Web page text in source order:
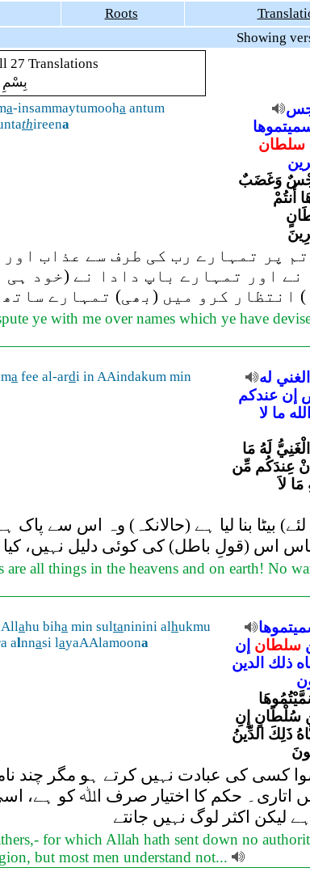
Roots
27 Translations
بِسْمِ
a-insammaytumooha antum
thireena
سلطان
رِجْسٌ وَغَضَبٌ
أَنتُمْ
پر تمہارے رب کی طرف سے عذاب
نے اور تمہارے باپ دادا نے (خود
انتظار کرو میں (بھی) تمہارے
ye with me over names which ye have
a fee al-ardi in AAindakum min
الغني له
إن عندكم
الله ما لا
لَهُ مَا
عِندَكُم مِّن
لاَ
لئے) بیٹا بنا لیا ہے (حالانکہ) وہ اس
اس (قولِ باطل) کی کوئی دلیل نہیں، کیا
all things in the heavens and on earth! No
Allahu biha min sultaninini alhukmu
alnnasi layaAAlamoona سلطان إن
ذلك الدين
مِن سُلْطَانٍ إِنِ
ذَلِكَ الدِّينُ
کی عبادت نہیں کرتے ہو مگر چند
اتاری۔ حکم کا اختیار صرف اﷲ کو ہے،
لیکن اکثر لوگ نہیں جانتے
for which Allah hath sent down no
but most men understand not...